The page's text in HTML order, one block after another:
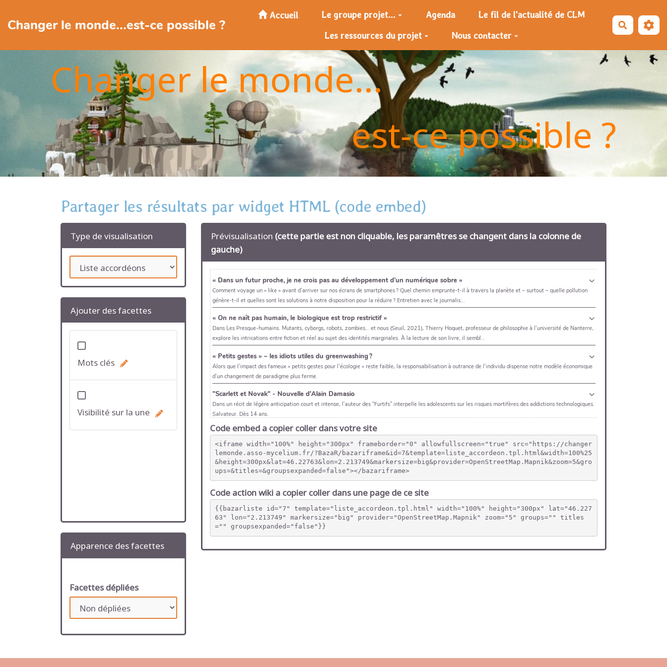
Changer le monde...est-ce possible ?
Accueil Le groupe projet... Agenda
Le fil de l'actualité de CLM
Les ressources du projet
Nous contacter
Changer le monde...
est-ce possible ?
Partager les résultats par widget HTML (code embed)
Type de visualisation
Ajouter des facettes
Mots clés
Visibilité sur la une
Apparence des facettes
Facettes dépliées
Prévisualisation (cette partie est non cliquable, les paramêtres se changent dans la colonne de
gauche)
Code embed a copier coller dans votre site
<iframe width="100%" height="300px" frameborder="0" allowfullscreen="true" src="https://changer
lemonde.asso-mycelium.fr/?BazaR/bazariframe&id=7&template=liste_accordeon.tpl.html&width=100%25
&height=300px&lat=46.22763&lon=2.213749&markersize=big&provider=OpenStreetMap.Mapnik&zoom=5&gro
ups=&titles=&groupsexpanded=false"></bazariframe>
Code action wiki a copier coller dans une page de ce site
{{bazarliste id="7" template="liste_accordeon.tpl.html" width="100%" height="300px" lat="46.227
63" lon="2.213749" markersize="big" provider="OpenStreetMap.Mapnik" zoom="5" groups="" titles
="" groupsexpanded="false"}}